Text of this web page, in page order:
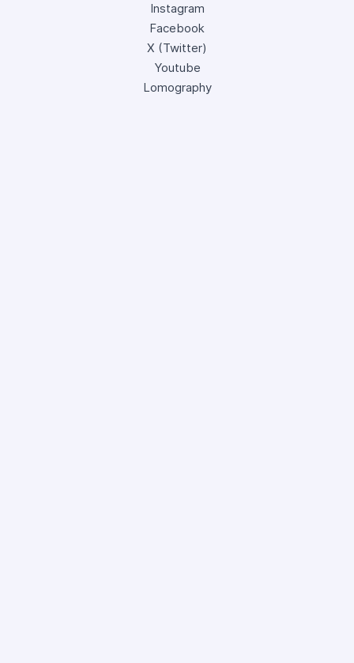
Instagram
Facebook
X (Twitter)
Youtube
Lomography